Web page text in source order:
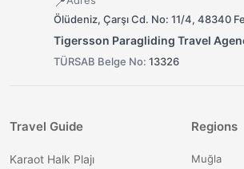
Ölüdeniz, Çarşı Cd. No: 11/4, 48340
Tigersson Paragliding Travel
TÜRSAB Belge No: 13326
Travel Guide
Karaot Halk Plajı
Regions
Muğla